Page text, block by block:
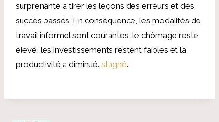
surprenante à tirer les leçons des erreurs et des
succès passés. En conséquence, les modalités de
travail informel sont courantes, le chômage reste
élevé, les investissements restent faibles et la
productivité a diminué. stagné.